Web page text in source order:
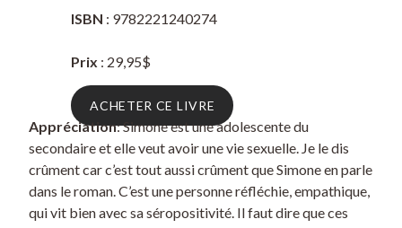
ISBN : 9782221240274
Prix : 29,95$
ACHETER CE LIVRE
Appréciation: Simone est une adolescente du
secondaire et elle veut avoir une vie sexuelle. Je le dis
crûment car c’est tout aussi crûment que Simone en parle
dans le roman. C’est une personne réfléchie, empathique,
qui vit bien avec sa séropositivité. Il faut dire que ces